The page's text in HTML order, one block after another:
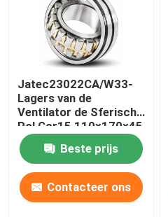
Jatec23022CA/W33-
Lagers van de
Ventilator de Sferische
Rol Gcr15 110×170×45
Beste prijs
Contacteer ons